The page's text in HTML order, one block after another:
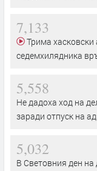
7,133
седемхилядника
5,558
Не дадоха ход на
заради отпуск на
5,032
В Световния ден